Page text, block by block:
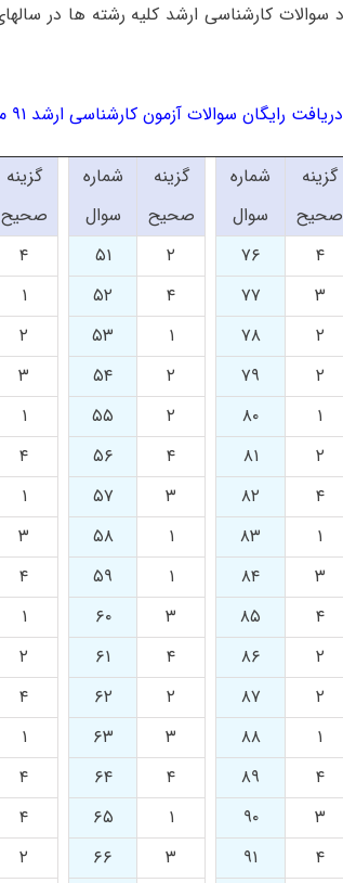
دریافت رایگان سوالات آزمون کارشناسی ارشد ۹۱ مهندسی کشاورزی آب کد ۱۳۰۲
گزینه
صحیح
شماره
سوال
گزینه
صحیح
شماره
سوال
گزینه
صحیح
۴
۷۶ ۲ ۵۱ ۴
۳
۷۷ ۴ ۵۲ ۱
۲
۷۸ ۱ ۵۳ ۲
۲
۷۹ ۲ ۵۴ ۳
۱
۸۰ ۲ ۵۵ ۱
۲
۸۱ ۴ ۵۶ ۴
۴
۸۲ ۳ ۵۷ ۱
۱
۸۳ ۱ ۵۸ ۳
۳
۸۴ ۱ ۵۹ ۴
۴
۸۵ ۳ ۶۰ ۱
۲
۸۶ ۴ ۶۱ ۲
۲
۸۷ ۲ ۶۲ ۴
۱
۸۸ ۳ ۶۳ ۱
۴
۸۹ ۴ ۶۴ ۴
۳
۹۰ ۱ ۶۵ ۴
۴
۹۱ ۳ ۶۶ ۲